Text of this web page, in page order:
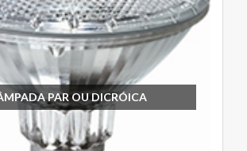
PAR OU DICRÓICA